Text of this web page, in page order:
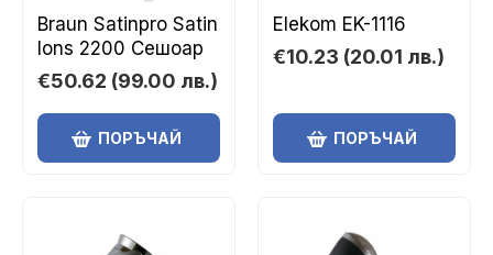
Braun Satinpro Satin
Ions 2200 Сешоар
€50.62 (99.00 лв.)
ПОРЪЧАЙ
Elekom EK-1116
€10.23 (20.01 лв.)
ПОРЪЧАЙ